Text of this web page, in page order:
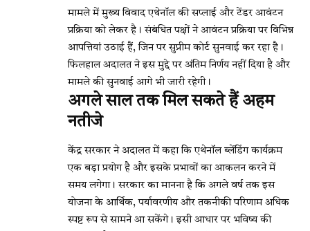
मामले में मुख्य विवाद एथेनॉल की सप्लाई और टेंडर आवंटन
प्रक्रिया को लेकर है। संबंधित पक्षों ने आवंटन प्रक्रिया पर विभिन्न
आपत्तियां उठाई हैं, जिन पर सुप्रीम कोर्ट सुनवाई कर रहा है।
फिलहाल अदालत ने इस मुद्दे पर अंतिम निर्णय नहीं दिया है और
मामले की सुनवाई आगे भी जारी रहेगी।
अगले साल तक मिल सकते हैं अहम
नतीजे
केंद्र सरकार ने अदालत में कहा कि एथेनॉल ब्लेंडिंग कार्यक्रम
एक बड़ा प्रयोग है और इसके प्रभावों का आकलन करने में
समय लगेगा। सरकार का मानना है कि अगले वर्ष तक इस
योजना के आर्थिक, पर्यावरणीय और तकनीकी परिणाम अधिक
स्पष्ट रूप से सामने आ सकेंगे। इसी आधार पर भविष्य की